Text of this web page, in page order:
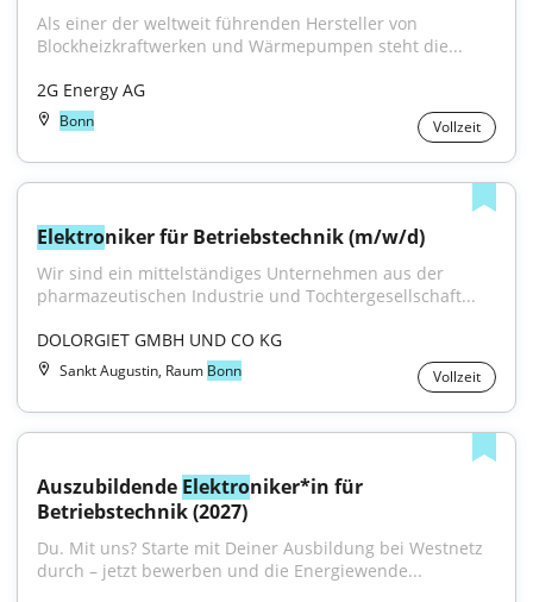
Als einer der weltweit führenden Hersteller von
Blockheizkraftwerken und Wärmepumpen steht die...
2G Energy AG
Bonn Vollzeit
Elektroniker für Betriebstechnik (m/w/d)
Wir sind ein mittelständiges Unternehmen aus der
pharmazeutischen Industrie und Tochtergesellschaft...
DOLORGIET GMBH UND CO KG
Sankt Augustin, Raum Bonn Vollzeit
Auszubildende Elektroniker*in für
Betriebstechnik (2027)
Du. Mit uns? Starte mit Deiner Ausbildung bei Westnetz
durch – jetzt bewerben und die Energiewende...